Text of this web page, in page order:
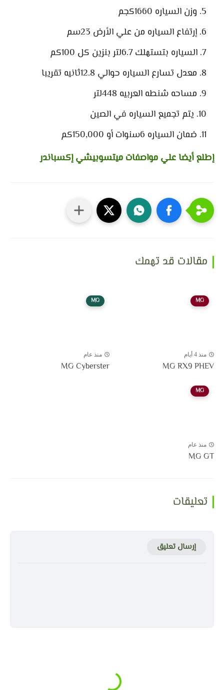
وزن السياره 1660كجم
إرتفاع السياره من علي الأرض 23سم
السياره بتستهلك 6.7لتر بنزين كل 100كم
معدل تسارع السياره حوالي 12.8ثانيه تقريبا
مساحه شنطه العربيه 448لتر
يتم تجميع السياره في الصين
ضمان السياره 6سنوات أو 150,000كم
إطلع أيضا علي مواصفات ميتسوبيشي إكسباندر
مقالات قد تهمك
MG
منذ 4 أيام
MG RX9 PHEV
MG
منذ عام
MG Cyberster
MG
منذ عام
MG GT
تعليقات
إرسال تعليق